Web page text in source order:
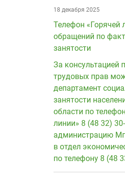
18 декабря 2025
Телефон «Горячей
обращений по
занятости
За консультацией
трудовых прав
департамент
занятости
области по
линии» 8 (48 32)
администрацию
в отдел
по телефону 8 (48